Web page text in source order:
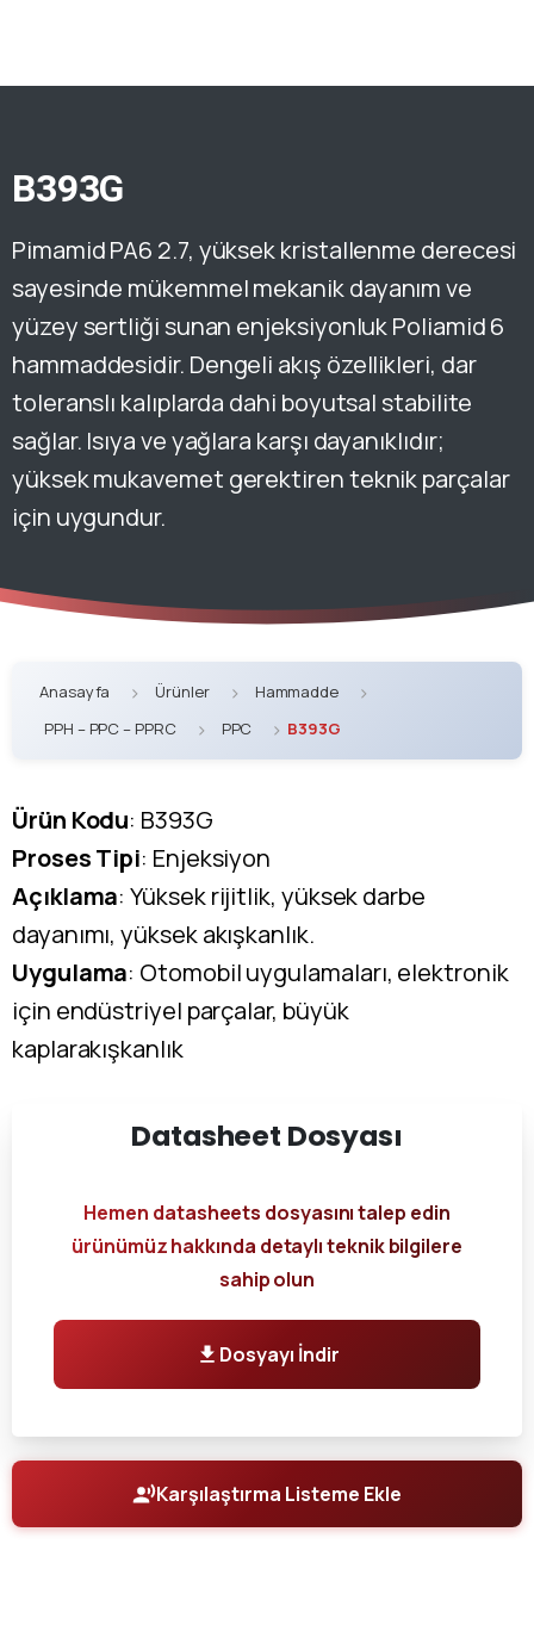
B393G
Pimamid PA6 2.7, yüksek kristallenme derecesi
sayesinde mükemmel mekanik dayanım ve
yüzey sertliği sunan enjeksiyonluk Poliamid 6
hammaddesidir. Dengeli akış özellikleri, dar
toleranslı kalıplarda dahi boyutsal stabilite
sağlar. Isıya ve yağlara karşı dayanıklıdır;
yüksek mukavemet gerektiren teknik parçalar
için uygundur.
Anasayfa Ürünler
Hammadde
PPH – PPC – PPRC
PPC B393G
Ürün Kodu: B393G
Proses Tipi: Enjeksiyon
Açıklama: Yüksek rijitlik, yüksek darbe
dayanımı, yüksek akışkanlık.
Uygulama: Otomobil uygulamaları, elektronik
için endüstriyel parçalar, büyük
kaplarakışkanlık
Datasheet Dosyası
Hemen datasheets dosyasını talep edin
ürünümüz hakkında detaylı teknik bilgilere
sahip olun
Dosyayı İndir
Karşılaştırma Listeme Ekle